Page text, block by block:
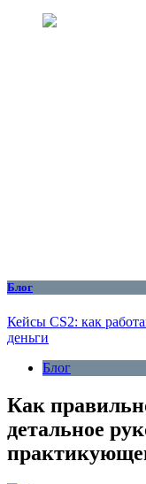
Блог
Кейсы CS2: как
деньги
Блог
Как
детальное